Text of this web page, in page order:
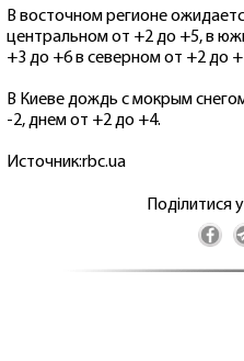
В восточном регионе
центральном от +2 до +5, в
+3 до +6 в северном от +2 до
В Киеве дождь с мокрым
-2, днем от +2 до +4.
Источник:rbc.ua
Поділитися